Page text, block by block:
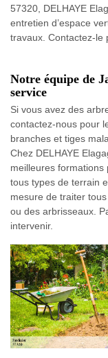
57320, DELHAYE
entretien d’espace
travaux. Contactez-le
Notre équipe de
service
Si vous avez des
contactez-nous pour
branches et tiges
Chez DELHAYE
meilleures
tous types de terrain
mesure de traiter
ou des arbrisseaux.
intervenir.